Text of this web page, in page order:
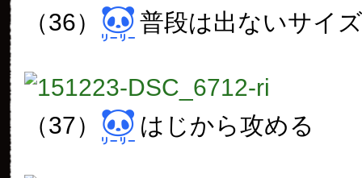
（36） 普段は出ないサイ
（37） はじから攻める